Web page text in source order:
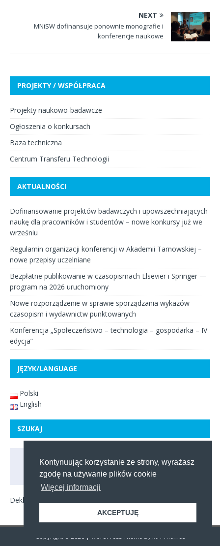
NEXT
MNiSW dofinansuje ponownie monografie i
konferencje naukowe
PROJEKTY / WSPÓŁPRACA
Projekty naukowo-badawcze
Ogłoszenia o konkursach
Baza techniczna
Centrum Transferu Technologii
AKTUALNOŚCI
Dofinansowanie projektów badawczych i upowszechniających
naukę dla pracowników i studentów – nowe konkursy już we
wrześniu
Regulamin organizacji konferencji w Akademii Tarnowskiej –
nowe przepisy uczelniane
Bezpłatne publikowanie w czasopismach Elsevier i Springer —
program na 2026 uruchomiony
Nowe rozporządzenie w sprawie sporządzania wykazów
czasopism i wydawnictw punktowanych
Konferencja „Społeczeństwo – technologia – gospodarka – IV
edycja”
JĘZYK/LANGUAGE
Polski
English
SZUKAJ
Deklaracja dostępności
Copyright © 2026 | WordPress Theme by MH Themes
Kontynuując korzystanie ze strony, wyrażasz
zgodę na używanie plików cookie
Więcej informacji
AKCEPTUJĘ